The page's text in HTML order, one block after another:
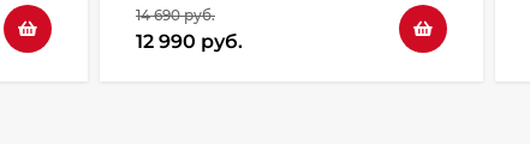
14 690 руб.
12 990 руб.